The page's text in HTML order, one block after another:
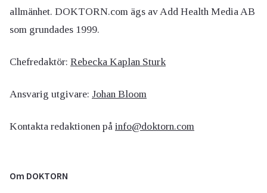
allmänhet. DOKTORN.com ägs av Add Health Media AB
som grundades 1999.
Chefredaktör: Rebecka Kaplan Sturk
Ansvarig utgivare: Johan Bloom
Kontakta redaktionen på info@doktorn.com
Om DOKTORN